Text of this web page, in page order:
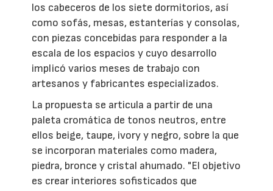
los cabeceros de los siete dormitorios, así
como sofás, mesas, estanterías y consolas,
con piezas concebidas para responder a la
escala de los espacios y cuyo desarrollo
implicó varios meses de trabajo con
artesanos y fabricantes especializados.
La propuesta se articula a partir de una
paleta cromática de tonos neutros, entre
ellos beige, taupe, ivory y negro, sobre la que
se incorporan materiales como madera,
piedra, bronce y cristal ahumado. "El objetivo
es crear interiores sofisticados que